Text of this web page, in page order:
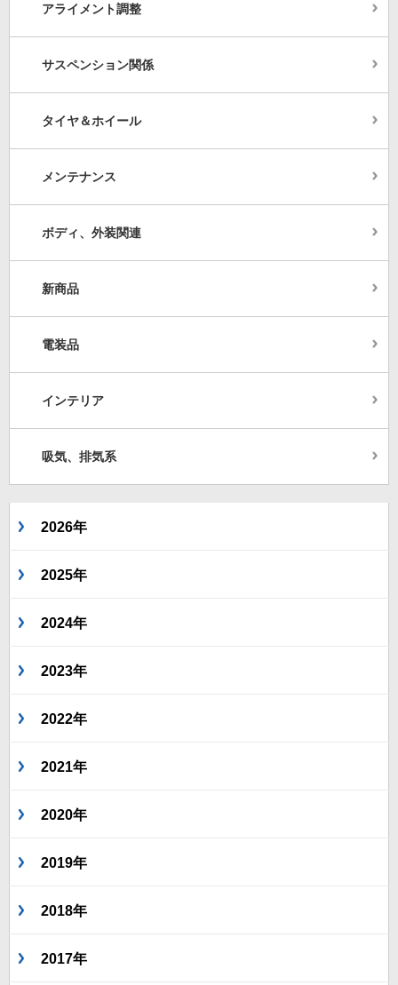
アライメント調整
サスペンション関係
タイヤ＆ホイール
メンテナンス
ボディ、外装関連
新商品
電装品
インテリア
吸気、排気系
2026年
2025年
2024年
2023年
2022年
2021年
2020年
2019年
2018年
2017年